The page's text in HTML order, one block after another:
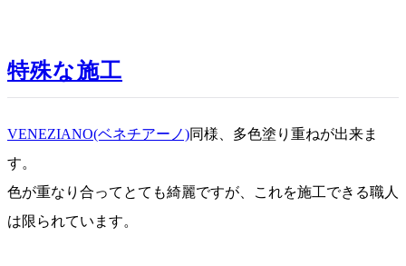
特殊な施工
VENEZIANO(ベネチアーノ)同様、多色塗り重ねが出来ま
す。
色が重なり合ってとても綺麗ですが、これを施工できる職人
は限られています。